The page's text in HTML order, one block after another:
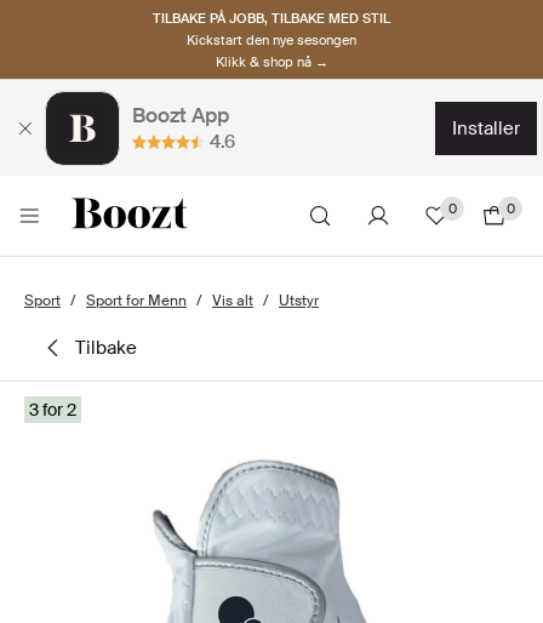
TILBAKE PÅ JOBB, TILBAKE MED STIL
Kickstart den nye sesongen
Klikk & shop nå →
Boozt App
4.6
installer
0 0
Sport Sport for Menn Vis alt Utstyr
tilbake
3 for 2